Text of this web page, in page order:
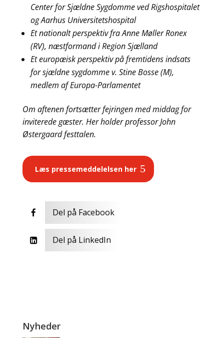
Center for Sjældne Sygdomme ved Rigshospitalet
og Aarhus Universitetshospital
Et nationalt perspektiv fra Anne Møller Ronex
(RV), næstformand i Region Sjælland
Et europæisk perspektiv på fremtidens indsats
for sjældne sygdomme v. Stine Bosse (M),
medlem af Europa-Parlamentet
Om aftenen fortsætter fejringen med middag for
inviterede gæster. Her holder professor John
Østergaard festtalen.
Læs pressemeddelelsen her
 Del på Facebook
 Del på LinkedIn
Nyheder